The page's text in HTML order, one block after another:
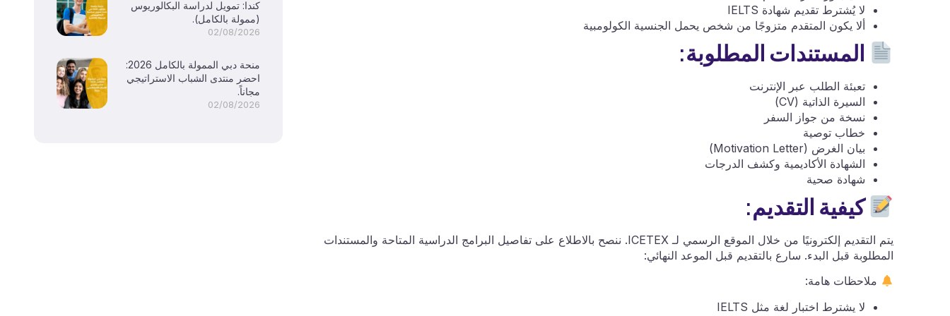
لا يُشترط تقديم شهادة IELTS
ألا يكون المتقدم متزوجًا من شخص يحمل الجنسية الكولومبية
المستندات المطلوبة:
تعبئة الطلب عبر الإنترنت
السيرة الذاتية (CV)
نسخة من جواز السفر
خطاب توصية
بيان الغرض (Motivation Letter)
الشهادة الأكاديمية وكشف الدرجات
شهادة صحية
كيفية التقديم:
يتم التقديم إلكترونيًا من خلال الموقع الرسمي لـ ICETEX. ننصح بالاطلاع على تفاصيل البرامج الدراسية المتاحة والمستندات
المطلوبة قبل البدء. سارع بالتقديم قبل الموعد النهائي:
ملاحظات هامة:
لا يشترط اختبار لغة مثل IELTS
كندا: تمويل لدراسة البكالوريوس
(ممولة بالكامل).
02/08/2026
منحة دبي الممولة بالكامل 2026:
احضر منتدى الشباب الاستراتيجي
مجاناً.
02/08/2026